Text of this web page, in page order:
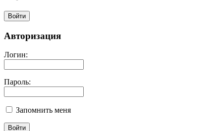
Войти
Авторизация
Логин:
Пароль:
Запомнить меня